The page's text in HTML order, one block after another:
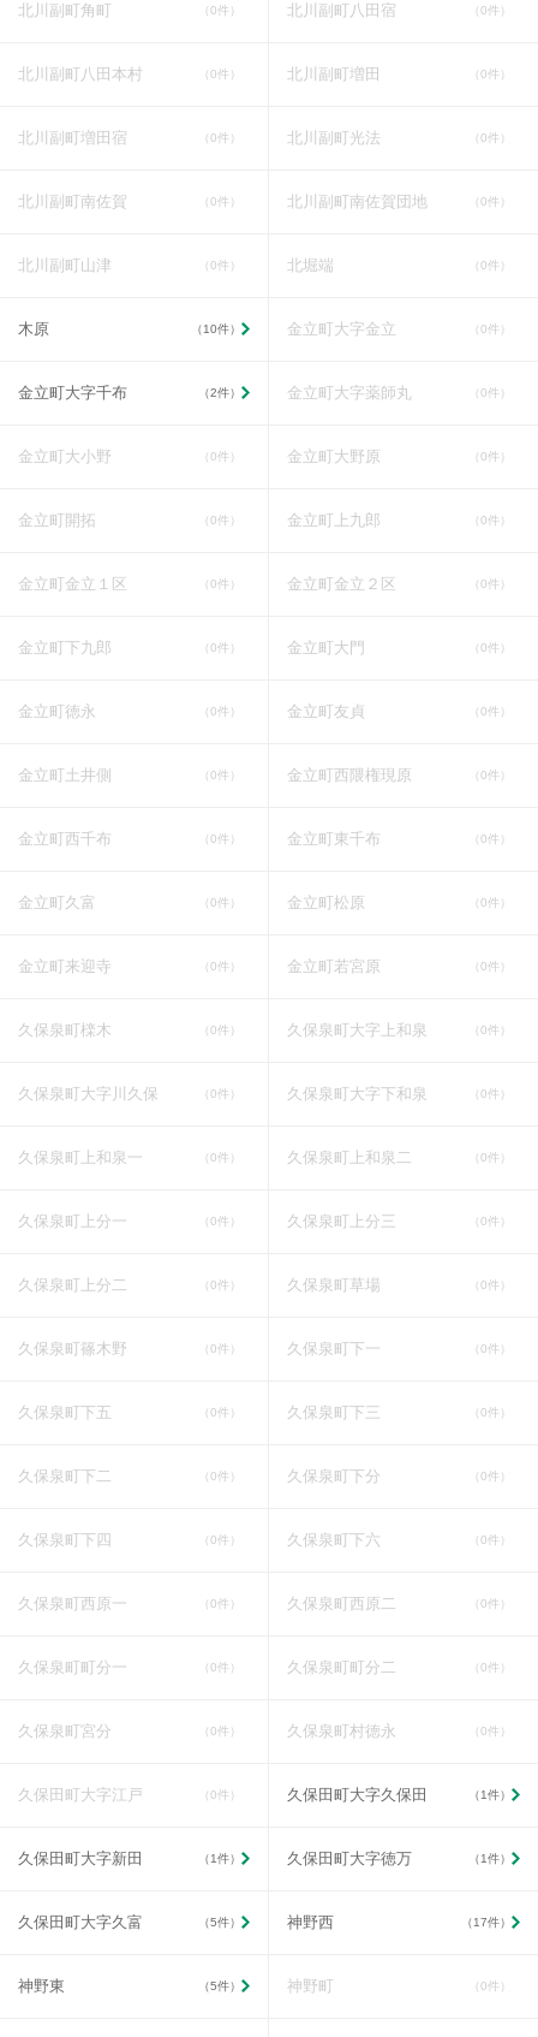
北川副町角町 （0件） 北川副町八田宿 （0件）
北川副町八田本村 （0件） 北川副町増田 （0件）
北川副町増田宿 （0件） 北川副町光法 （0件）
北川副町南佐賀 （0件） 北川副町南佐賀団地 （0件）
北川副町山津 （0件） 北堀端 （0件）
木原 （10件） 金立町大字金立 （0件）
金立町大字千布 （2件） 金立町大字薬師丸 （0件）
金立町大小野 （0件） 金立町大野原 （0件）
金立町開拓 （0件） 金立町上九郎 （0件）
金立町金立１区 （0件） 金立町金立２区 （0件）
金立町下九郎 （0件） 金立町大門 （0件）
金立町徳永 （0件） 金立町友貞 （0件）
金立町土井側 （0件） 金立町西隈権現原 （0件）
金立町西千布 （0件） 金立町東千布 （0件）
金立町久富 （0件） 金立町松原 （0件）
金立町来迎寺 （0件） 金立町若宮原 （0件）
久保泉町檪木 （0件） 久保泉町大字上和泉 （0件）
久保泉町大字川久保 （0件） 久保泉町大字下和泉 （0件）
久保泉町上和泉一 （0件） 久保泉町上和泉二 （0件）
久保泉町上分一 （0件） 久保泉町上分三 （0件）
久保泉町上分二 （0件） 久保泉町草場 （0件）
久保泉町篠木野 （0件） 久保泉町下一 （0件）
久保泉町下五 （0件） 久保泉町下三 （0件）
久保泉町下二 （0件） 久保泉町下分 （0件）
久保泉町下四 （0件） 久保泉町下六 （0件）
久保泉町西原一 （0件） 久保泉町西原二 （0件）
久保泉町町分一 （0件） 久保泉町町分二 （0件）
久保泉町宮分 （0件） 久保泉町村徳永 （0件）
久保田町大字江戸 （0件） 久保田町大字久保田 （1件）
久保田町大字新田 （1件） 久保田町大字徳万 （1件）
久保田町大字久富 （5件） 神野西 （17件）
神野東 （5件） 神野町 （0件）